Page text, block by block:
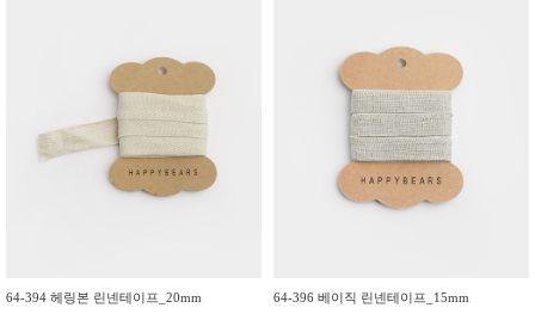
64-394 헤링본 린넨테이프_20mm 64-396 베이직 린넨테이프_15mm